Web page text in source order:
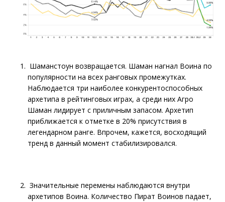
Шаманстоун возвращается. Шаман нагнал Воина по
популярности на всех ранговых промежутках.
Наблюдается три наиболее конкурентоспособных
архетипа в рейтинговых играх, а среди них Агро
Шаман лидирует с приличным запасом. Архетип
приближается к отметке в 20% присутствия в
легендарном ранге. Впрочем, кажется, восходящий
тренд в данный момент стабилизировался.
Значительные перемены наблюдаются внутри
архетипов Воина. Количество Пират Воинов падает,